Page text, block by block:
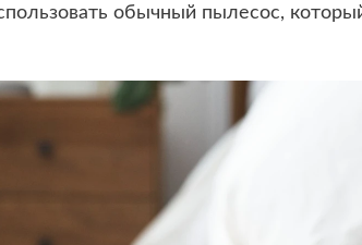
обычный пылесос,